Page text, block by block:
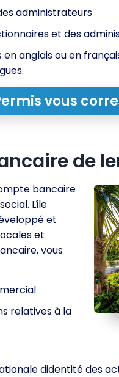
administrateurs
et des
anglais ou en
vous
de
bancaire
Lîle
et
et
vous
relatives à la
didentité des